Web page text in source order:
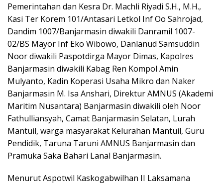
Pemerintahan dan Kesra Dr. Machli Riyadi S.H., M.H.,
Kasi Ter Korem 101/Antasari Letkol Inf Oo Sahrojad,
Dandim 1007/Banjarmasin diwakili Danramil 1007-
02/BS Mayor Inf Eko Wibowo, Danlanud Samsuddin
Noor diwakili Paspotdirga Mayor Dimas, Kapolres
Banjarmasin diwakili Kabag Ren Kompol Amin
Mulyanto, Kadin Koperasi Usaha Mikro dan Naker
Banjarmasin M. Isa Anshari, Direktur AMNUS (Akademi
Maritim Nusantara) Banjarmasin diwakili oleh Noor
Fathulliansyah, Camat Banjarmasin Selatan, Lurah
Mantuil, warga masyarakat Kelurahan Mantuil, Guru
Pendidik, Taruna Taruni AMNUS Banjarmasin dan
Pramuka Saka Bahari Lanal Banjarmasin.
Menurut Aspotwil Kaskogabwilhan II Laksamana